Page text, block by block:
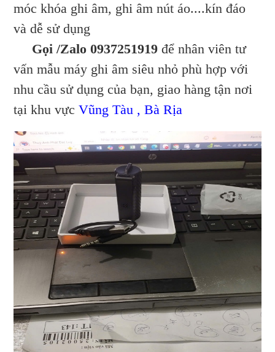
móc khóa ghi âm, ghi âm nút áo....kín đáo
và dễ sử dụng
Gọi /Zalo 0937251919để nhân viên tư
vấn mẫu máy ghi âm siêu nhỏ phù hợp với
nhu cầu sử dụng của bạn, giao hàng tận nơi
tại khu vựcVũng Tàu , Bà Rịa